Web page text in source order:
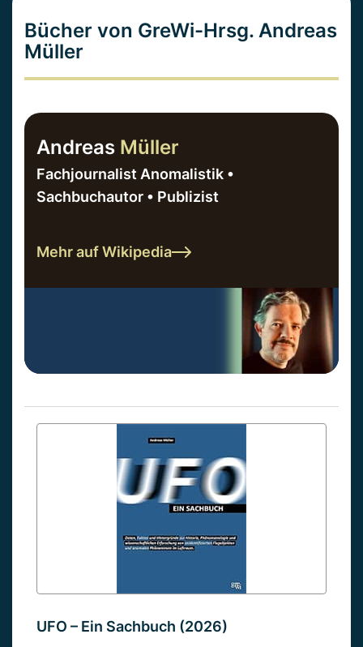
Bücher von GreWi-Hrsg. Andreas
Müller
Andreas Müller
Fachjournalist Anomalistik •
Sachbuchautor • Publizist
Mehr auf Wikipedia
UFO – Ein Sachbuch (2026)